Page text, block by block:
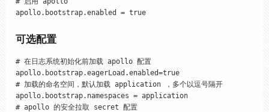
apollo.bootstrap.enabled = true
可选配置
# 在日志系统初始化前加载 apollo 配置
apollo.bootstrap.eagerLoad.enabled=true
# 加载的命名空间，默认加载 application ，多个以逗号隔开
apollo.bootstrap.namespaces = application
# apollo 的安全拉取 secret 配置